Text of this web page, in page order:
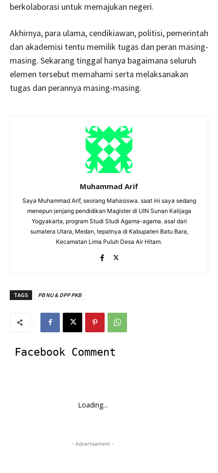
berkolaborasi untuk memajukan negeri.
Akhirnya, para ulama, cendikiawan, politisi, pemerintah
dan akademisi tentu memilik tugas dan peran masing-
masing. Sekarang tinggal hanya bagaimana seluruh
elemen tersebut memahami serta melaksanakan
tugas dan perannya masing-masing.
Muhammad Arif
Saya Muhammad Arif, seorang Mahasiswa. saat ini saya sedang
menepun jenjang pendidikan Magister di UIN Sunan Kalijaga
Yogyakarta, program Studi Studi Agama-agama. asal dari
sumatera Utara, Medan, tepatnya di Kabupaten Batu Bara,
Kecamatan Lima Puluh Desa Air Hitam.
TAGS PB NU & DPP PKB
Facebook Comment
Loading...
- Advertisement -